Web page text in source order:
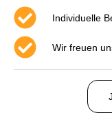
Individuelle
Wir freuen